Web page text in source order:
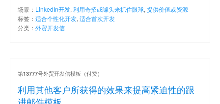
场景： LinkedIn开发, 利用奇招或噱头来抓住眼球, 提供价值或资源
标签： 适合个性化开发, 适合首次开发
分类： 外贸开发信
利用其他客户所获得的效果来提高紧迫性的跟
第13777号外贸开发信模板（付费）